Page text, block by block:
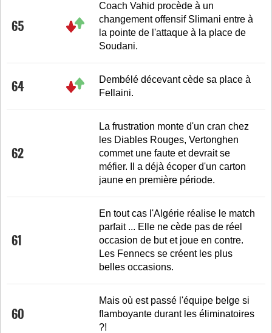
65
Coach Vahid procède à un
changement offensif Slimani entre à
la pointe de l'attaque à la place de
Soudani.
64
Dembélé décevant cède sa place à
Fellaini.
62
La frustration monte d'un cran chez
les Diables Rouges, Vertonghen
commet une faute et devrait se
méfier. Il a déjà écoper d'un carton
jaune en première période.
61
En tout cas l'Algérie réalise le match
parfait ... Elle ne cède pas de réel
occasion de but et joue en contre.
Les Fennecs se créent les plus
belles occasions.
60
Mais où est passé l'équipe belge si
flamboyante durant les éliminatoires
?!